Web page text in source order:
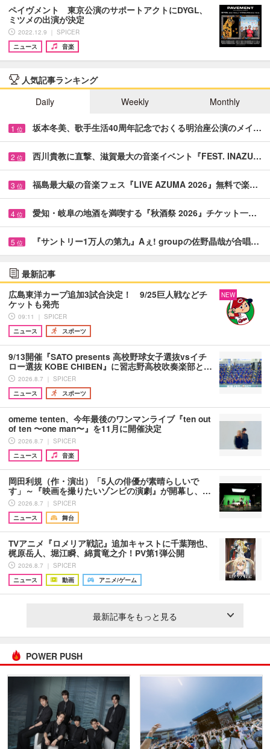
ペイヴメント 東京公演のサポートアクトにDYGL、
ミツメの出演が決定
2022.12.9 ｜ SPICER
ニュース
音楽
人気記事ランキング
Daily
Weekly Monthly
1 位 坂本冬美、歌手生活40周年記念でおくる明治座公演のメイ…
2 位 西川貴教に直撃、滋賀最大の音楽イベント『FEST. INAZU…
3 位 福島最大級の音楽フェス『LIVE AZUMA 2026』無料で楽…
4 位 愛知・岐阜の地酒を満喫する『秋酒祭 2026』チケット一…
5 位 『サントリー1万人の第九』Aぇ! groupの佐野晶哉が合唱…
最新記事
広島東洋カープ追加3試合決定！ 9/25巨人戦などチ
ケットも発売
09:11 ｜ SPICER
ニュース
スポーツ
NEW
9/13開催『SATO presents 高校野球女子選抜vsイチ
ロー選抜 KOBE CHIBEN』に習志野高校吹奏楽部と…
2026.8.7 ｜ SPICER
ニュース
スポーツ
omeme tenten、今年最後のワンマンライブ『ten out
of ten 〜one man〜』を11月に開催決定
2026.8.7 ｜ SPICER
ニュース
音楽
岡田利規（作・演出）「5人の俳優が素晴らしいで
す」～『映画を撮りたいゾンビの演劇』が開幕し、…
2026.8.7 ｜ SPICER
ニュース
舞台
TVアニメ『ロメリア戦記』追加キャストに千葉翔也、
梶原岳人、堀江瞬、綿貫竜之介！PV第1弾公開
2026.8.7 ｜ SPICER
ニュース
動画 アニメ/ゲーム
最新記事をもっと見る
POWER PUSH